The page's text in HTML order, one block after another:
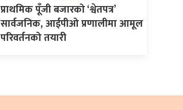
प्राथमिक पूँजी बजारको ‘श्वेतपत्र’
सार्वजनिक, आईपीओ प्रणालीमा आमूल
परिवर्तनको तयारी